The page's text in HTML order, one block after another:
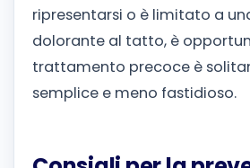
ripresentarsi o è limitato a
dolorante al tatto, è
trattamento precoce è
semplice e meno fastidioso.